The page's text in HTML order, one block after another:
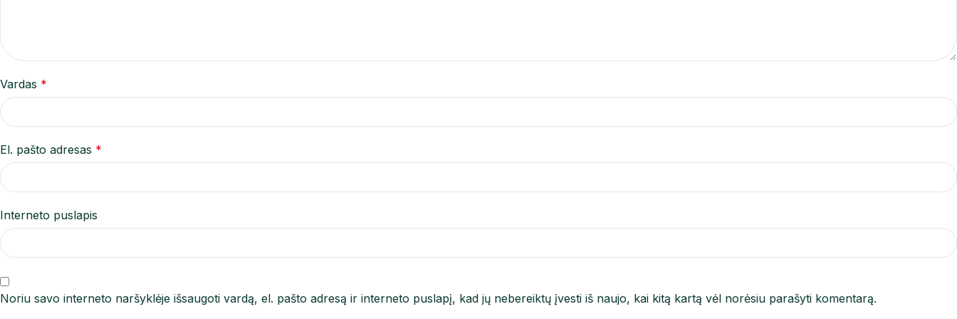
Vardas *
El. pašto adresas *
Interneto puslapis
Noriu savo interneto naršyklėje išsaugoti vardą, el. pašto adresą ir interneto puslapį, kad jų nebereiktų įvesti iš naujo, kai kitą kartą vėl norėsiu parašyti komentarą.